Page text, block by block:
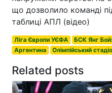
що дозволило команді
таблиці АПЛ (відео)
Ліга Європи УЄФА БСК Янг
Аргентина
Олімпійський
Related posts